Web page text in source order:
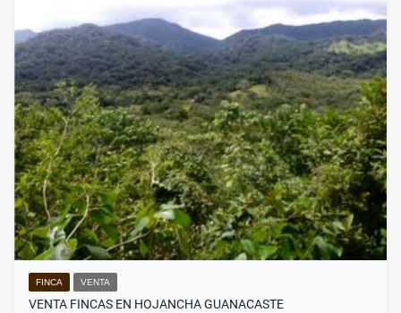
FINCA VENTA
VENTA FINCAS EN HOJANCHA GUANACASTE